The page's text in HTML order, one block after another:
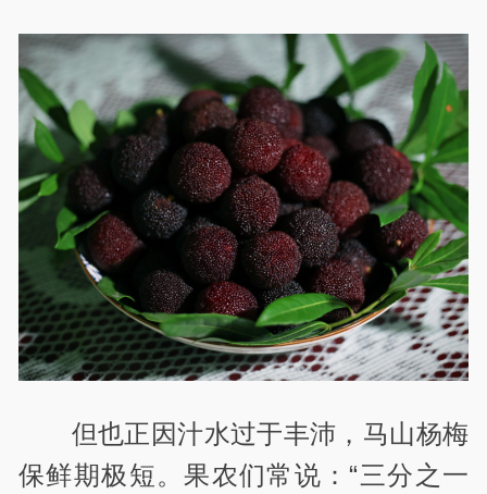
但也正因汁水过于丰沛，马山杨梅
保鲜期极短。果农们常说：“三分之一